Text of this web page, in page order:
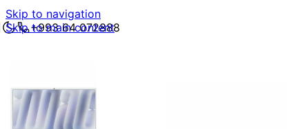
Skip to navigation
Skip to main content
+993 64 072888